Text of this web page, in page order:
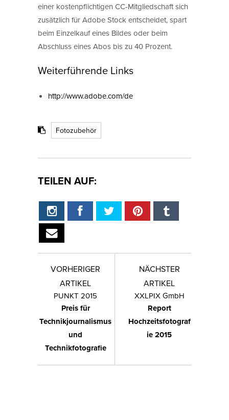
einer kostenpflichtigen CC-Mitgliedschaft sich
zusätzlich für Adobe Stock entscheidet, spart
beim Einzelkauf eines Bildes oder beim
Abschluss eines Abos bis zu 40 Prozent.
Weiterführende Links
http://www.adobe.com/de
Fotozubehör
TEILEN AUF:
VORHERIGER
ARTIKEL
PUNKT 2015
Preis für
Technikjournalismus
und
Technikfotografie
NÄCHSTER
ARTIKEL
XXLPIX GmbH
Report
Hochzeitsfotograf
ie 2015